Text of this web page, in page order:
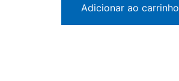
Adicionar ao carrinho